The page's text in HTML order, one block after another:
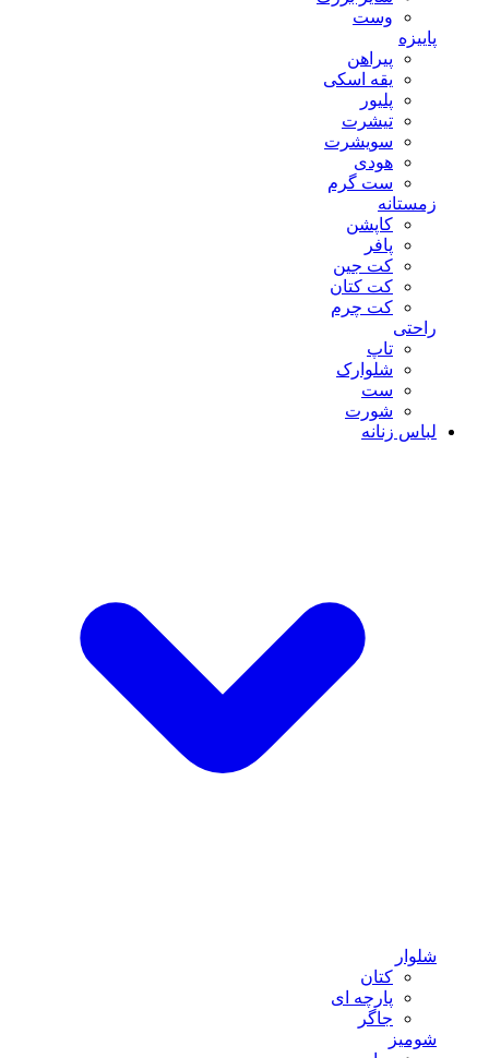
وست
پاییزه
پیراهن
یقه اسکی
پلیور
تیشرت
سویشرت
هودی
ست گرم
زمستانه
کاپشن
پافر
کت جین
کت کتان
کت چرم
راحتی
تاپ
شلوارک
ست
شورت
لباس زنانه
شلوار
کتان
پارچه ای
جاگر
شومیز